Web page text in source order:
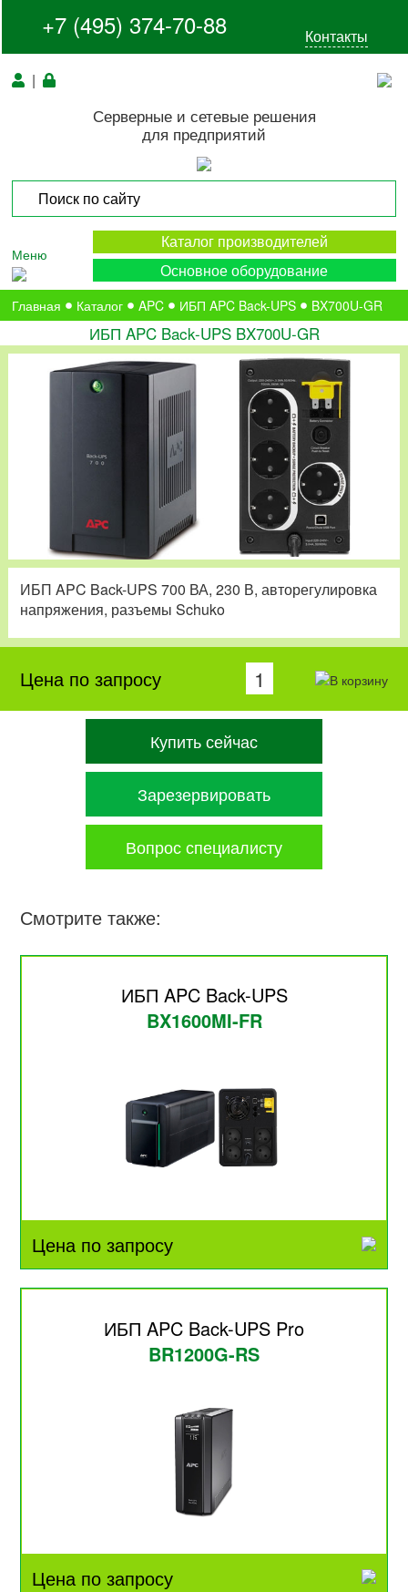
+7 (495) 374-70-88 Контакты
|
Серверные и сетевые решения
для предприятий
Меню
Каталог производителей
Основное оборудование
Главная Каталог APC ИБП APC Back-UPS BX700U-GR
ИБП APC Back-UPS BX700U-GR
ИБП APC Back-UPS 700 ВА, 230 В, авторегулировка
напряжения, разъемы Schuko
Цена по запросу
Купить сейчас
Зарезервировать
Вопрос специалисту
Смотрите также:
ИБП APC Back-UPS
BX1600MI-FR
Цена по запросу
ИБП APC Back-UPS Pro
BR1200G-RS
Цена по запросу